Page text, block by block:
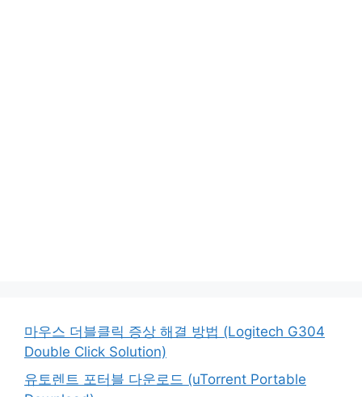
마우스 더블클릭 증상 해결 방법 (Logitech G304
Double Click Solution)
유토렌트 포터블 다운로드 (uTorrent Portable